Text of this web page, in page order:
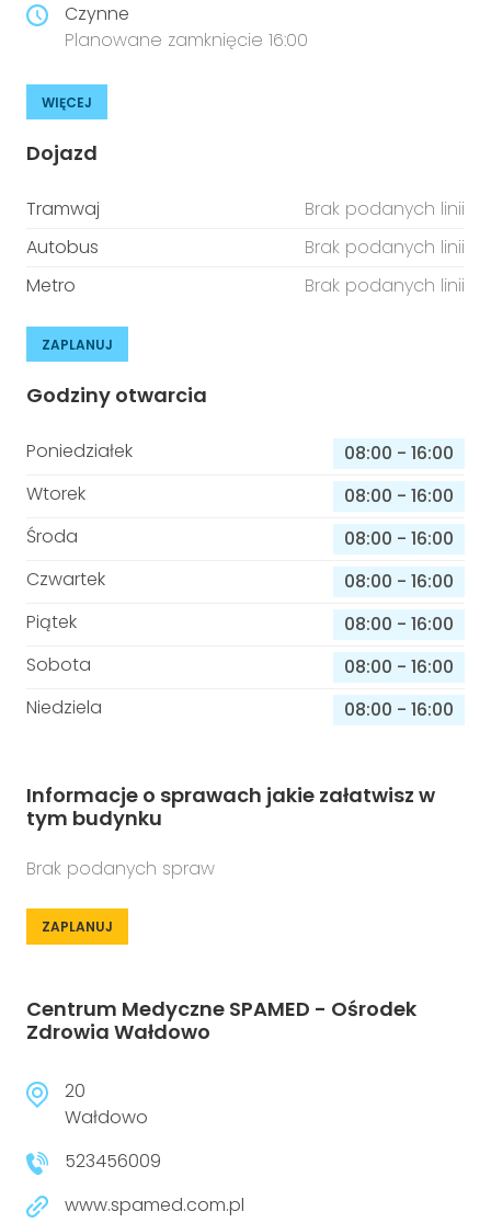
Czynne
Planowane zamknięcie 16:00
WIĘCEJ
Dojazd
Tramwaj
Brak podanych linii
Autobus
Brak podanych linii
Metro
Brak podanych linii
ZAPLANUJ
Godziny otwarcia
Poniedziałek 08:00 - 16:00
Wtorek
08:00 - 16:00
Środa
08:00 - 16:00
Czwartek
08:00 - 16:00
Piątek
08:00 - 16:00
Sobota
08:00 - 16:00
Niedziela
08:00 - 16:00
Informacje o sprawach jakie załatwisz w
tym budynku
Brak podanych spraw
ZAPLANUJ
Centrum Medyczne SPAMED - Ośrodek
Zdrowia Wałdowo
20
Wałdowo
523456009
www.spamed.com.pl